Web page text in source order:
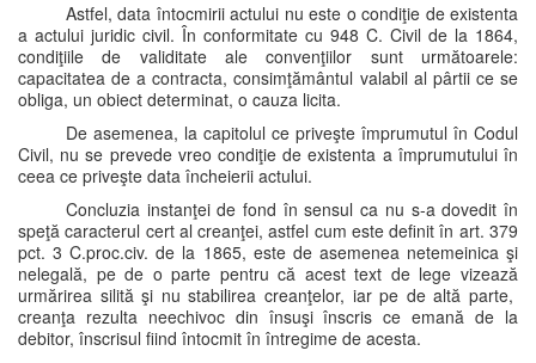
Astfel, data întocmirii actului nu este o condiţie de existenta
a actului juridic civil. În conformitate cu 948 C. Civil de la 1864,
condiţiile de validitate ale convenţiilor sunt următoarele:
capacitatea de a contracta, consimţământul valabil al pârtii ce se
obliga, un obiect determinat, o cauza licita.
De asemenea, la capitolul ce priveşte împrumutul în Codul
Civil, nu se prevede vreo condiţie de existenta a împrumutului în
ceea ce priveşte data încheierii actului.
Concluzia instanţei de fond în sensul ca nu s-a dovedit în
speţă caracterul cert al creanţei, astfel cum este definit în art. 379
pct. 3 C.proc.civ. de la 1865, este de asemenea netemeinica şi
nelegală, pe de o parte pentru că acest text de lege vizează
urmărirea silită şi nu stabilirea creanţelor, iar pe de altă parte,
creanţa rezulta neechivoc din însuşi înscris ce emană de la
debitor, înscrisul fiind întocmit în întregime de acesta.